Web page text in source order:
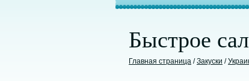
Быстрое
Главная страница /Закуски /